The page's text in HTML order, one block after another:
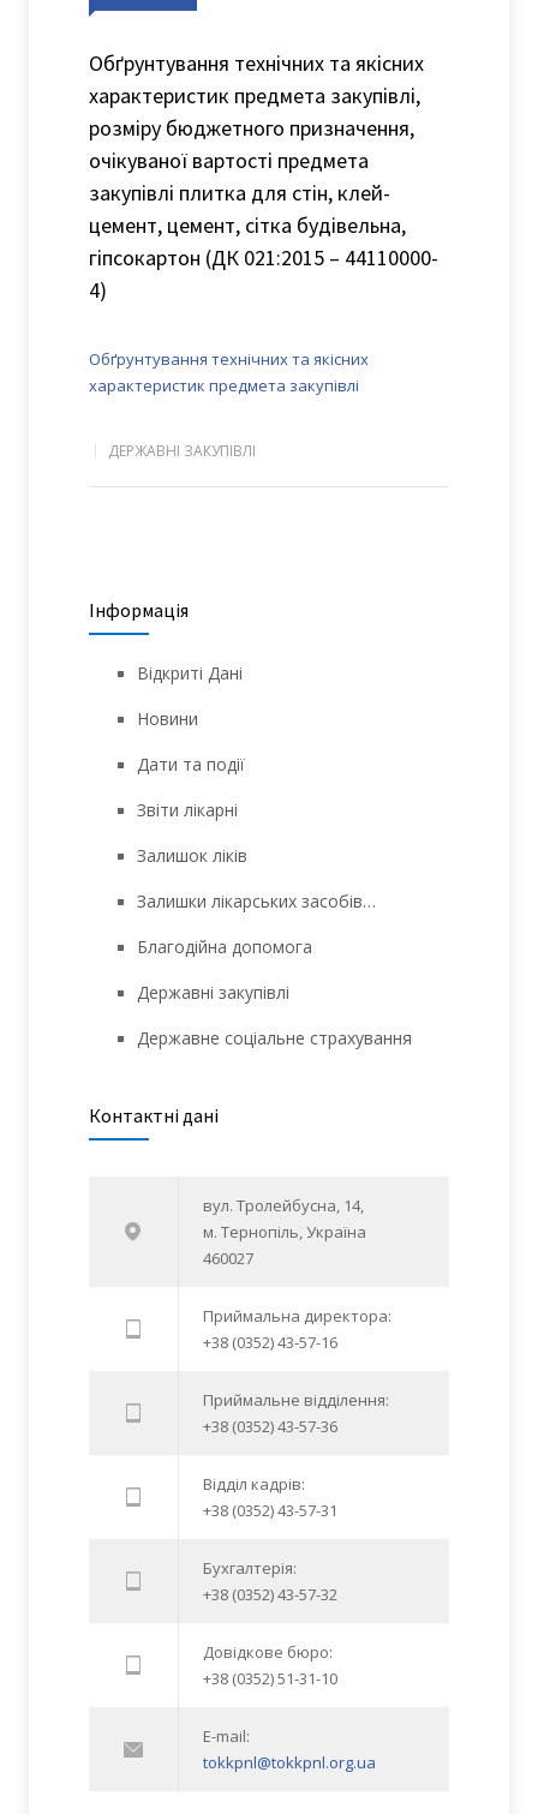
Обґрунтування технічних та якісних
характеристик предмета закупівлі,
розміру бюджетного призначення,
очікуваної вартості предмета
закупівлі плитка для стін, клей-
цемент, цемент, сітка будівельна,
гіпсокартон (ДК 021:2015 – 44110000-
4)
Обґрунтування технічних та якісних
характеристик предмета закупівлі
ДЕРЖАВНІ ЗАКУПІВЛІ
Інформація
Відкриті Дані
Новини
Дати та події
Звіти лікарні
Залишок ліків
Залишки лікарських засобів…
Благодійна допомога
Державні закупівлі
Державне соціальне страхування
Контактні дані
вул. Тролейбусна, 14,
м. Тернопіль, Україна
460027
Приймальна директора:
+38 (0352) 43-57-16
Приймальне відділення:
+38 (0352) 43-57-36
Відділ кадрів:
+38 (0352) 43-57-31
Бухгалтерія:
+38 (0352) 43-57-32
Довідкове бюро:
+38 (0352) 51-31-10
E-mail:
tokkpnl@tokkpnl.org.ua